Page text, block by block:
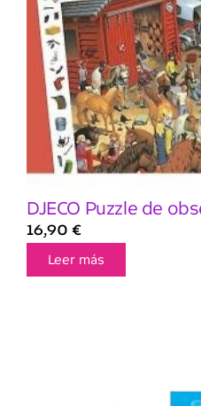
DJECO Puzzle de
16,90 €
Leer más